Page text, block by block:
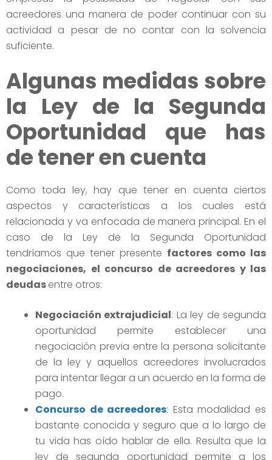
acreedores una manera de poder continuar con su
actividad a pesar de no contar con la solvencia
suficiente.
Algunas medidas sobre
la Ley de la Segunda
Oportunidad que has
de tener en cuenta
Como toda ley, hay que tener en cuenta ciertos
aspectos y características a los cuales está
relacionada y va enfocada de manera principal. En el
caso de la Ley de la Segunda Oportunidad
tendríamos que tener presente factores como las
negociaciones, el concurso de acreedores y las
deudasentre otros:
Negociación extrajudicial: La ley de segunda
oportunidad permite establecer una
negociación previa entre la persona solicitante
de la ley y aquellos acreedores involucrados
para intentar llegar a un acuerdo en la forma de
pago.
Concurso de acreedores: Esta modalidad es
bastante conocida y seguro que a lo largo de
tu vida has oído hablar de ella. Resulta que la
ley de segunda oportunidad permite a los